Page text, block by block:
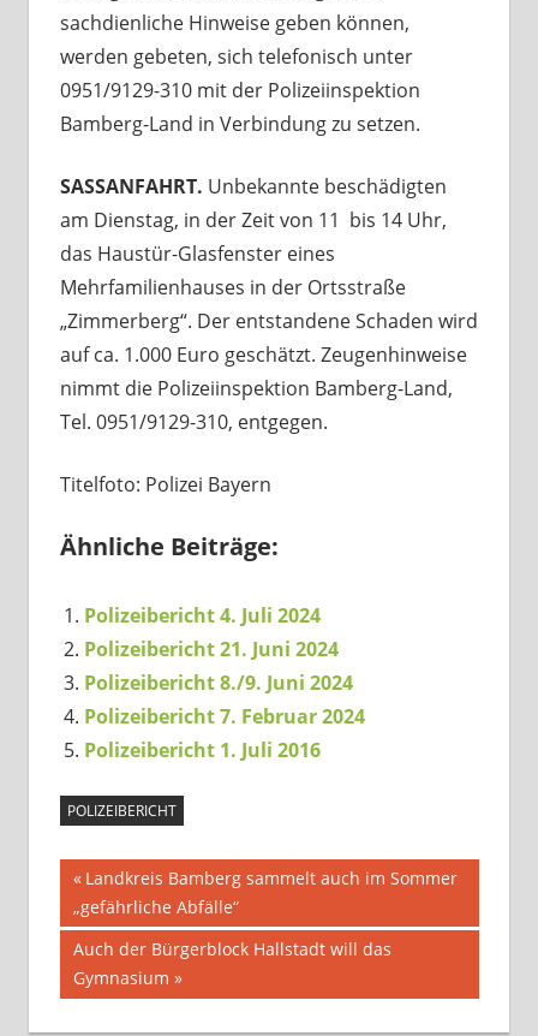
sachdienliche Hinweise geben können,
werden gebeten, sich telefonisch unter
0951/9129-310 mit der Polizeiinspektion
Bamberg-Land in Verbindung zu setzen.
SASSANFAHRT. Unbekannte beschädigten
am Dienstag, in der Zeit von 11 bis 14 Uhr,
das Haustür-Glasfenster eines
Mehrfamilienhauses in der Ortsstraße
„Zimmerberg“. Der entstandene Schaden wird
auf ca. 1.000 Euro geschätzt. Zeugenhinweise
nimmt die Polizeiinspektion Bamberg-Land,
Tel. 0951/9129-310, entgegen.
Titelfoto: Polizei Bayern
Ähnliche Beiträge:
Polizeibericht 4. Juli 2024
Polizeibericht 21. Juni 2024
Polizeibericht 8./9. Juni 2024
Polizeibericht 7. Februar 2024
Polizeibericht 1. Juli 2016
POLIZEIBERICHT
Beitragsnavigation
Vorheriger
Beitrag:
Landkreis Bamberg sammelt auch im Sommer
„gefährliche Abfälle“
Nächster
Beitrag:
Auch der Bürgerblock Hallstadt will das
Gymnasium